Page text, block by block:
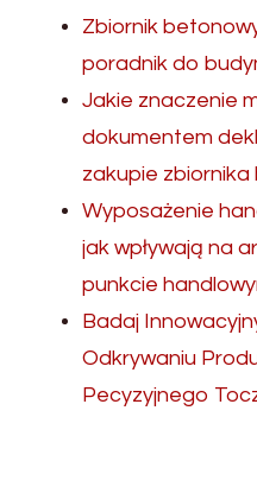
Zbiornik
poradnik do
Jakie znaczenie
dokumentem
zakupie
Wyposażenie
jak wpływają na
punkcie
Badaj
Odkrywaniu
Pecyzyjnego